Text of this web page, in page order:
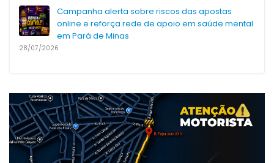
Campanha alerta sobre riscos das apostas
online e reforça rede de apoio em saúde mental
em Pará de Minas
28/07/2026